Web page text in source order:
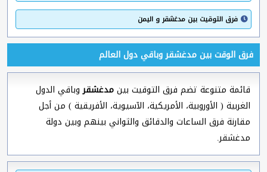
فرق التوقيت بين مدغشقر و اليمن
فرق الوقت بين مدغشقر وباقي دول العالم
قائمة متنوعة تضم فرق التوقيت بينمدغشقروباقي الدول
الغربية ( الأوروبية، الأمريكية، الآسيوية، الأفريقية ) من أجل
مقارنة فرق الساعات والدقائق والثواني بينهم وبين دولة
مدغشقر.